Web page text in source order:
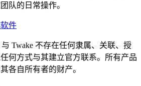
队的日常操作。
件
与 Twake 不存在任何隶属、关联、授
何方式与其建立官方联系。所有产品
各自所有者的财产。